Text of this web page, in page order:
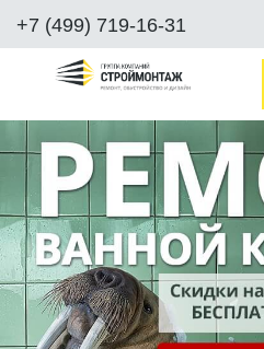
+7 (499) 719-16-31